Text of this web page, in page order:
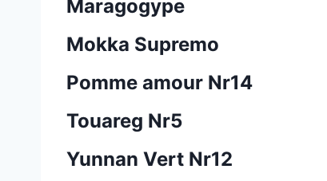
Maragogype
Mokka Supremo
Pomme amour Nr14
Touareg Nr5
Yunnan Vert Nr12